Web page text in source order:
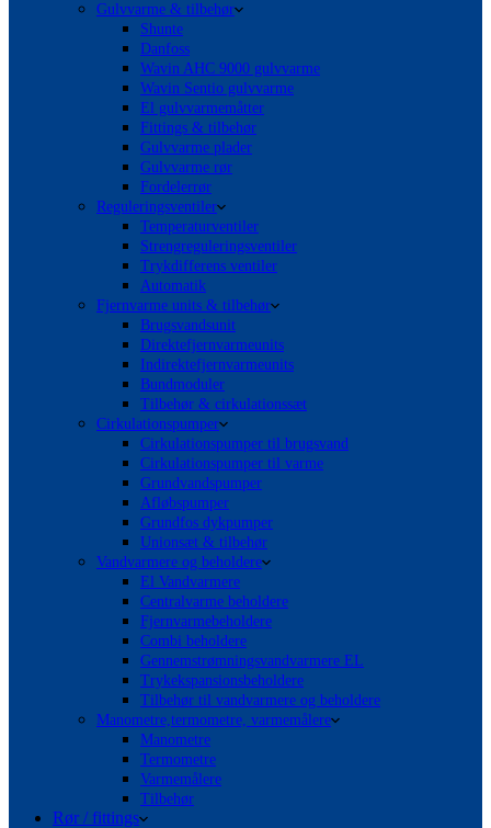
Gulvvarme & tilbehør
Shunte
Danfoss
Wavin AHC 9000 gulvvarme
Wavin Sentio gulvvarme
El gulvvarmemåtter
Fittings & tilbehør
Gulvvarme plader
Gulvvarme rør
Fordelerrør
Reguleringsventiler
Temperaturventiler
Strengreguleringsventiler
Trykdifferens ventiler
Automatik
Fjernvarme units & tilbehør
Brugsvandsunit
Direktefjernvarmeunits
Indirektefjernvarmeunits
Bundmoduler
Tilbehør & cirkulationssæt
Cirkulationspumper
Cirkulationspumper til brugsvand
Cirkulationspumper til varme
Grundvandspumper
Afløbspumper
Grundfos dykpumper
Unionsæt & tilbehør
Vandvarmere og beholdere
El Vandvarmere
Centralvarme beholdere
Fjernvarmebeholdere
Combi beholdere
Gennemstrømningsvandvarmere EL
Trykekspansionsbeholdere
Tilbehør til vandvarmere og beholdere
Manometre,termometre, varmemålere
Manometre
Termometre
Varmemålere
Tilbehør
Rør / fittings